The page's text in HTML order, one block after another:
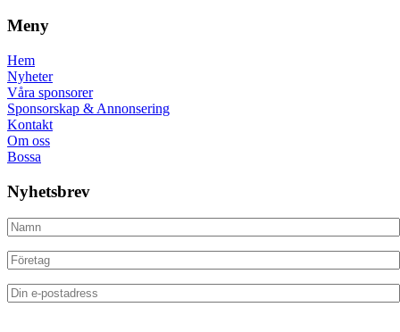
Meny
Hem
Nyheter
Våra sponsorer
Sponsorskap & Annonsering
Kontakt
Om oss
Bossa
Nyhetsbrev